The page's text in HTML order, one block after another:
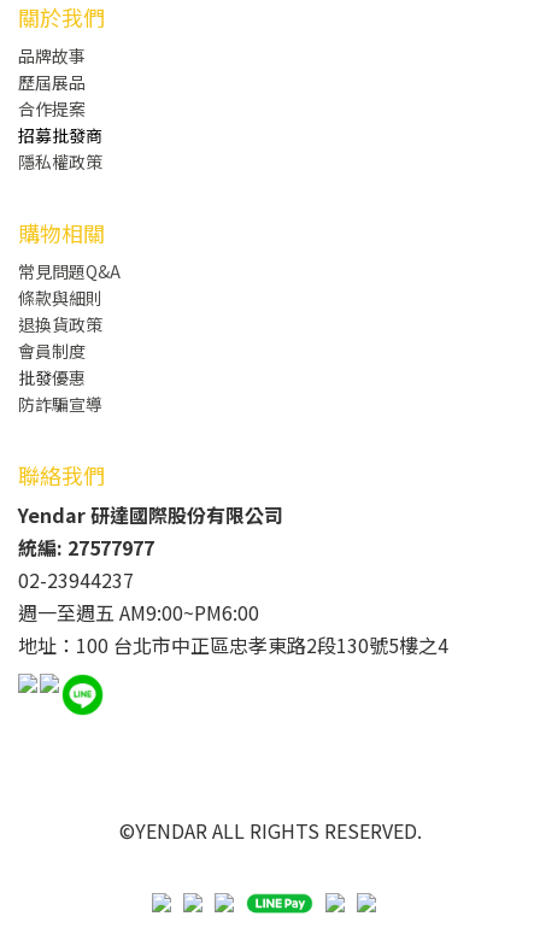
關於我們
品牌故事
歷屆展品
合作提案
招募批發商
隱私權政策
購物相關
常見問題Q&A
條款與細則
退換貨政策
會員制度
批發優惠
防詐騙宣導
聯絡我們
Yendar 研達國際股份有限公司
統編: 27577977
02-23944237
週一至週五 AM9:00~PM6:00
地址：100 台北市中正區忠孝東路2段130號5樓之4
©YENDAR ALL RIGHTS RESERVED.